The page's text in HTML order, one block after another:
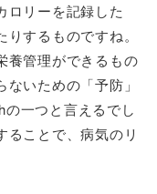
ロリーを記録した
するものですね。
養管理ができるもの
いための「予防」
一つと言えるでし
ることで、病気のリ